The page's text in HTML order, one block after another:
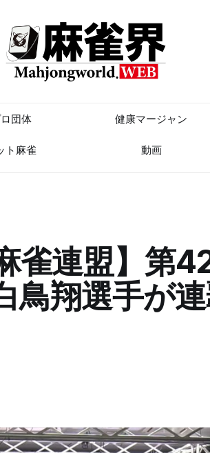
団体 健康マージャン
ト麻雀 動画
雀連盟】第
鳥翔選手が